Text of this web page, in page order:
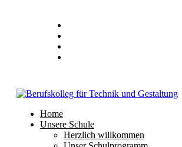
Home
Unsere Schule
Herzlich willkommen